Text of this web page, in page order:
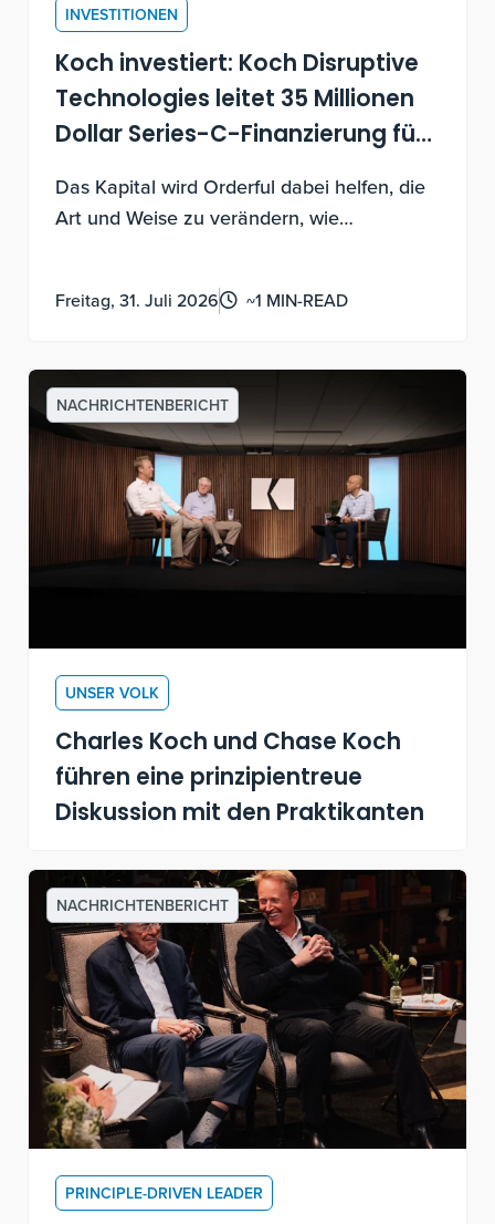
INVESTITIONEN
Koch investiert: Koch Disruptive
Technologies leitet 35 Millionen
Dollar Series-C-Finanzierung für
Orderful
Das Kapital wird Orderful dabei helfen, die
Art und Weise zu verändern, wie
native Plattform visualisieren.
Freitag, 31. Juli 2026 ~1 MIN-READ
NACHRICHTENBERICHT
UNSER VOLK
Charles Koch und Chase Koch
führen eine prinzipientreue
Diskussion mit den Praktikanten
NACHRICHTENBERICHT
PRINCIPLE-DRIVEN LEADER